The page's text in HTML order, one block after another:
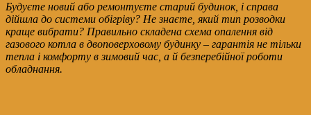
Будуєте новий або ремонтуєте старий будинок, і справа
дійшла до системи обігріву? Не знаєте, який тип розводки
краще вибрати? Правильно складена схема опалення від
газового котла в двоповерховому будинку – гарантія не тільки
тепла і комфорту в зимовий час, а й безперебійної роботи
обладнання.